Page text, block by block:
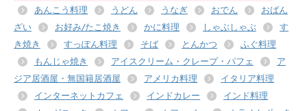
あんこう料理 うどん うなぎ おでん
おばん
ざい
お好み/たこ焼き かに料理 しゃぶしゃぶ
す
き焼き
すっぽん料理 そば とんかつ
ふぐ料理
もんじゃ焼き
アイスクリーム・クレープ・パフェ
ア
ジア居酒屋・無国籍居酒屋
アメリカ料理
イタリア料理
インターネットカフェ
インドカレー
インド料理